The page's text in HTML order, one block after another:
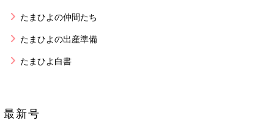
たまひよの仲間たち
たまひよの出産準備
たまひよ白書
最新号